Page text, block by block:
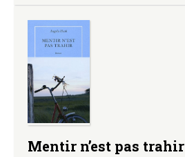
Mentir n’est pas trahir